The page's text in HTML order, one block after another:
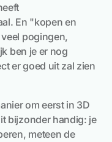
En "kopen en
pogingen,
ben je er nog
er goed uit zal zien
om eerst in 3D
bijzonder handig: je
meteen de